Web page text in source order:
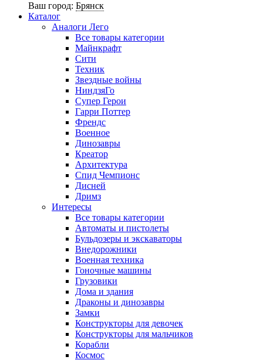
Ваш город: Брянск
Каталог
Аналоги Лего
Все товары категории
Майнкрафт
Сити
Техник
Звездные войны
НиндзяГо
Супер Герои
Гарри Поттер
Френдс
Военное
Динозавры
Креатор
Архитектура
Спид Чемпионс
Дисней
Дримз
Интересы
Все товары категории
Автоматы и пистолеты
Бульдозеры и экскаваторы
Внедорожники
Военная техника
Гоночные машины
Грузовики
Дома и здания
Драконы и динозавры
Замки
Конструкторы для девочек
Конструкторы для мальчиков
Корабли
Космос